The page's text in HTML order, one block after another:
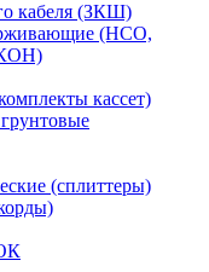
кабеля (ЗКШ)
(НСО,
кассет)
(сплиттеры)